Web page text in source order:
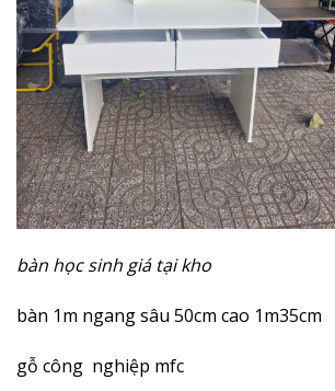
bàn học sinh giá tại kho
bàn 1m ngang sâu 50cm cao 1m35cm
gỗ công nghiệp mfc